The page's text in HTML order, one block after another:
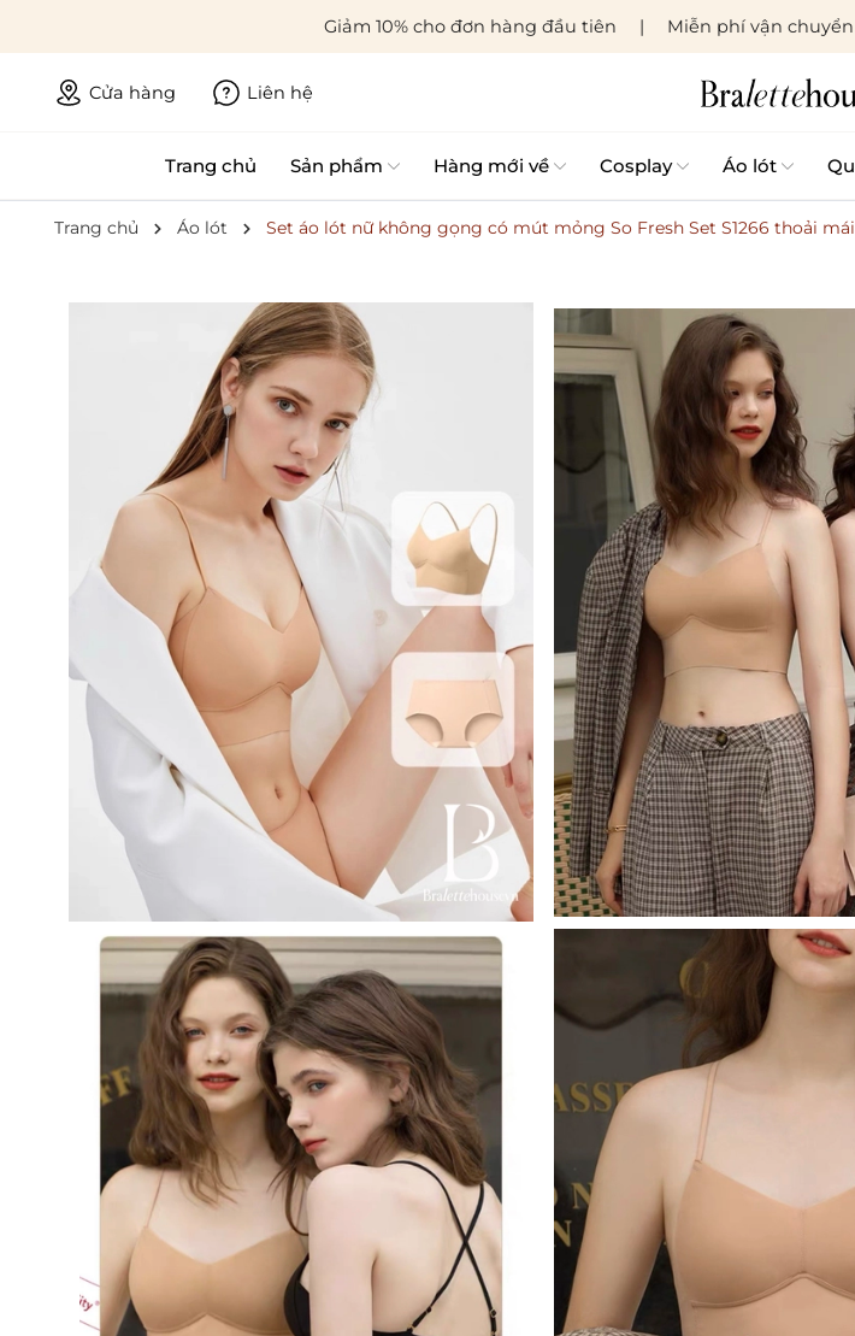
Giảm 10% cho đơn hàng đầu tiên Miễn phí vận
Cửa hàng Liên hệ
Trang chủ Sản phẩm Hàng mới về Cosplay Áo lót
Trang chủ Áo lót Set áo lót nữ không gọng có mút mỏng So Fresh Set S1266 thoải